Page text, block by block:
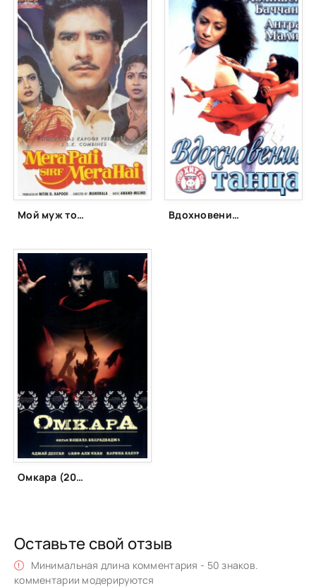
Мой муж только мой (1990) Вдохновение танца (2004)
Омкара (2006)
Оставьте свой отзыв
Минимальная длина комментария - 50 знаков.
комментарии модерируются